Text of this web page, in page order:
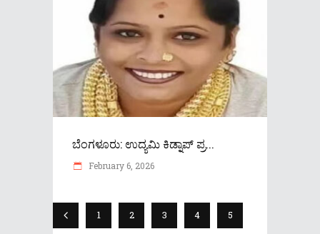
ಬೆಂಗಳೂರು: ಉದ್ಯಮಿ ಕಿಡ್ನಾಪ್ ಪ್ರ...
February 6, 2026
1 2 3 4 5